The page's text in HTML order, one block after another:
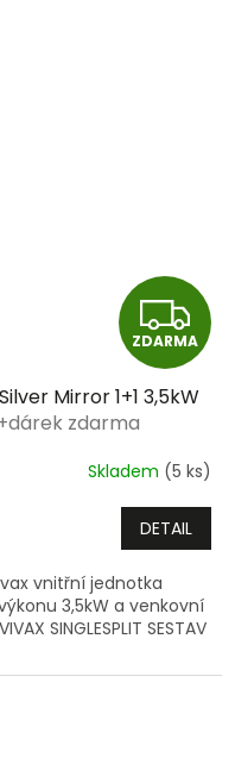
Z
D
A
R
M
A
ZDARMA
Mirror 1+1 3,5kW
zdarma
Skladem (5 ks)
DETAIL
vnitřní jednotka
výkonu 3,5kW a venkovní
SINGLESPLIT SESTAV